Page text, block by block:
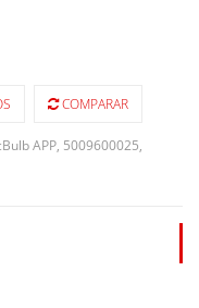
COMPARAR
APP, 5009600025,